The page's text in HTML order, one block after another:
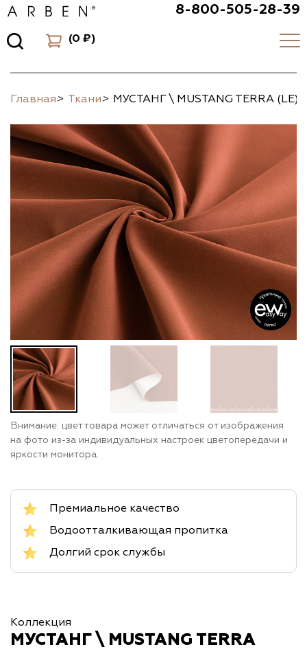
8-800-505-28-39
(0 ₽)
Главная> Ткани> МУСТАНГ \ MUSTANG TERRA (LE)
Внимание: цвет товара может отличаться от изображения
на фото из-за индивидуальных настроек цветопередачи и
яркости монитора.
Премиальное качество
Водоотталкивающая пропитка
Долгий срок службы
Коллекция
МУСТАНГ \ MUSTANG TERRA